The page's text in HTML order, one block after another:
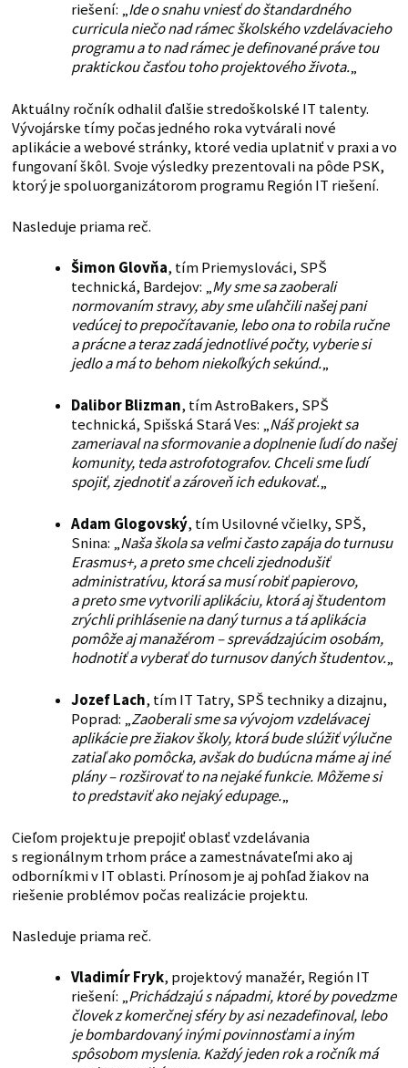
riešení: „Ide o snahu vniesť do štandardného
curricula niečo nad rámec školského vzdelávacieho
programu a to nad rámec je definované práve tou
praktickou časťou toho projektového života.„
Aktuálny ročník odhalil ďalšie stredoškolské IT talenty.
Vývojárske tímy počas jedného roka vytvárali nové
aplikácie a webové stránky, ktoré vedia uplatniť v praxi a vo
fungovaní škôl. Svoje výsledky prezentovali na pôde PSK,
ktorý je spoluorganizátorom programu Región IT riešení.
Nasleduje priama reč.
Šimon Glovňa, tím Priemyslováci, SPŠ
technická, Bardejov: „My sme sa zaoberali
normovaním stravy, aby sme uľahčili našej pani
vedúcej to prepočítavanie, lebo ona to robila ručne
a prácne a teraz zadá jednotlivé počty, vyberie si
jedlo a má to behom niekoľkých sekúnd.„
Dalibor Blizman, tím AstroBakers, SPŠ
technická, Spišská Stará Ves: „Náš projekt sa
zameriaval na sformovanie a doplnenie ľudí do našej
komunity, teda astrofotografov. Chceli sme ľudí
spojiť, zjednotiť a zároveň ich edukovať.„
Adam Glogovský, tím Usilovné včielky, SPŠ,
Snina: „Naša škola sa veľmi často zapája do turnusu
Erasmus+, a preto sme chceli zjednodušiť
administratívu, ktorá sa musí robiť papierovo,
a preto sme vytvorili aplikáciu, ktorá aj študentom
zrýchli prihlásenie na daný turnus a tá aplikácia
pomôže aj manažérom – sprevádzajúcim osobám,
hodnotiť a vyberať do turnusov daných študentov.„
Jozef Lach, tím IT Tatry, SPŠ techniky a dizajnu,
Poprad: „Zaoberali sme sa vývojom vzdelávacej
aplikácie pre žiakov školy, ktorá bude slúžiť výlučne
zatiaľ ako pomôcka, avšak do budúcna máme aj iné
plány – rozširovať to na nejaké funkcie. Môžeme si
to predstaviť ako nejaký edupage.„
Cieľom projektu je prepojiť oblasť vzdelávania
s regionálnym trhom práce a zamestnávateľmi ako aj
odborníkmi v IT oblasti. Prínosom je aj pohľad žiakov na
riešenie problémov počas realizácie projektu.
Nasleduje priama reč.
Vladimír Fryk, projektový manažér, Región IT
riešení: „Prichádzajú s nápadmi, ktoré by povedzme
človek z komerčnej sféry by asi nezadefinoval, lebo
je bombardovaný inými povinnosťami a iným
spôsobom myslenia. Každý jeden rok a ročník má